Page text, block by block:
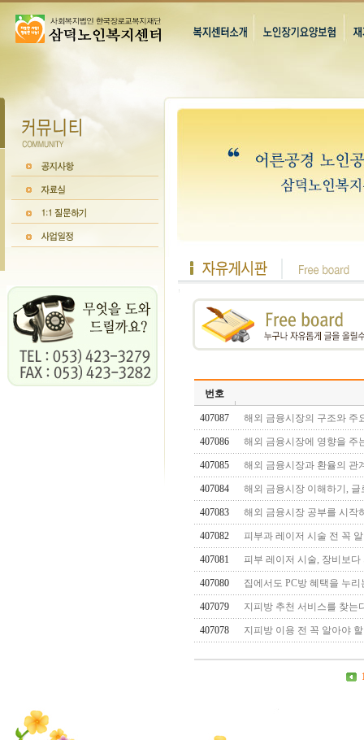
번호
407087 해외 금융시장의 구조와 주
407086 해외 금융시장에 영향을 주
407085 해외 금융시장과 환율의 관
407084 해외 금융시장 이해하기,
407083 해외 금융시장 공부를 시작
407082 피부과 레이저 시술 전 꼭
407081 피부 레이저 시술, 장비보다
407080 집에서도 PC방 혜택을 누
407079 지피방 추천 서비스를 찾는
407078 지피방 이용 전 꼭 알아야